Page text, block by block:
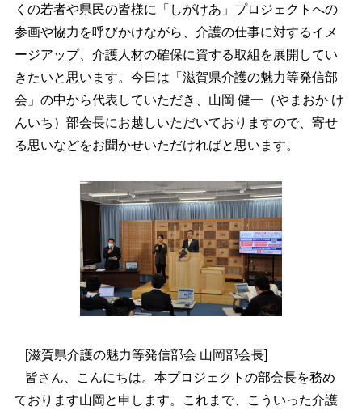
くの若者や県民の皆様に「しがけあ」プロジェクトへの
参画や協力を呼びかけながら、介護の仕事に対するイメ
ージアップ、介護人材の確保に資する取組を展開してい
きたいと思います。今日は「滋賀県介護の魅力等発信部
会」の中から代表していただき、山岡 健一（やまおか け
んいち）部会長にお越しいただいておりますので、寄せ
る思いなどをお聞かせいただければと思います。
[滋賀県介護の魅力等発信部会 山岡部会長]
皆さん、こんにちは。本プロジェクトの部会長を務め
ております山岡と申します。これまで、こういった介護